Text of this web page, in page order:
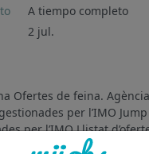
A tiempo completo
2 jul.
Ofertes de feina.
per l’IMO
per l’IMO Llistat
es gestionen des del IMO.